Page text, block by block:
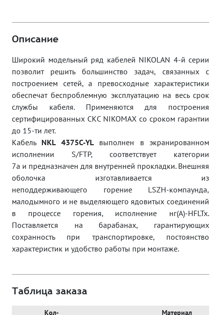
Описание
Широкий модельный ряд кабелей NIKOLAN 4-й серии
позволит решить большинство задач, связанных с
построением сетей, а превосходные характеристики
обеспечат беспроблемную эксплуатацию на весь срок
службы кабеля. Применяются для построения
сертифицированных СКС NIKOMAX со сроком гарантии
до 15-ти лет.
Кабель NKL 4375C-YLвыполнен в экранированном
исполнении S/FTP, соответствует категории
7а и предназначен для внутренней прокладки. Внешняя
оболочка изготавливается из
неподдерживающего горение LSZH-компаунда,
малодымного и не выделяющего ядовитых соединений
в процессе горения, исполнение нг(A)-HFLTx.
Поставляется на барабанах, гарантирующих
сохранность при транспортировке, постоянство
характеристик и удобство работы при монтаже.
Таблица заказа
Кол- Материал